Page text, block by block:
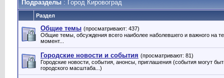
Подразделы : Город Кировоград
Раздел
Общие темы (просматривают: 437)
Общие темы, обсуждения всего наиболее наболевшего и важного на
момент...
Городские новости и события (просматривают: 81)
Городские новости, события, анонсы, приглашения (события могут
городского масштаба...)